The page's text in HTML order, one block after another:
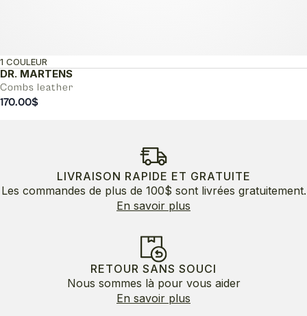
DR. MARTENS
Combs leather
1 COULEUR
170.00$
LIVRAISON RAPIDE ET GRATUITE
Les commandes de plus de 100$ sont livrées gratuitement.
En savoir plus
RETOUR SANS SOUCI
Nous sommes là pour vous aider
En savoir plus